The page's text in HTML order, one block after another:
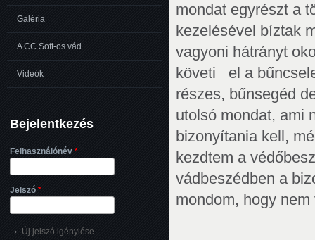
mondat egyrészt a
kezelésével bíztak
vagyoni hátrányt
követi el a
részes, bűnsegéd
utolsó mondat, ami
bizonyítania kell,
kezdtem a
vádbeszédben a
mondom, hogy
Galéria
A CC Soft-os vád
Videók
Bejelentkezés
Felhasználónév *
Jelszó *
Új jelszó igénylése